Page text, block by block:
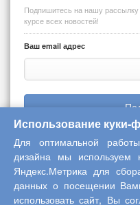
Подпишитесь на нашу рассылку
курсе всех новостей!
Ваш email адрес
Copyright © 2013-2026 Центр
плюс»
Использование куки-
Для оптимальной
дизайна мы используем
Яндекс.Метрика для
данных о посещении
использовать сайт, Вы